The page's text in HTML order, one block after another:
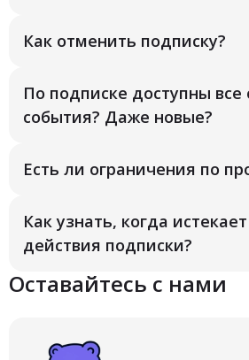
Как отменить подписку?
По подписке доступны все
события? Даже новые?
Есть ли ограничения по
Как узнать, когда
действия подписки?
Оставайтесь с нами